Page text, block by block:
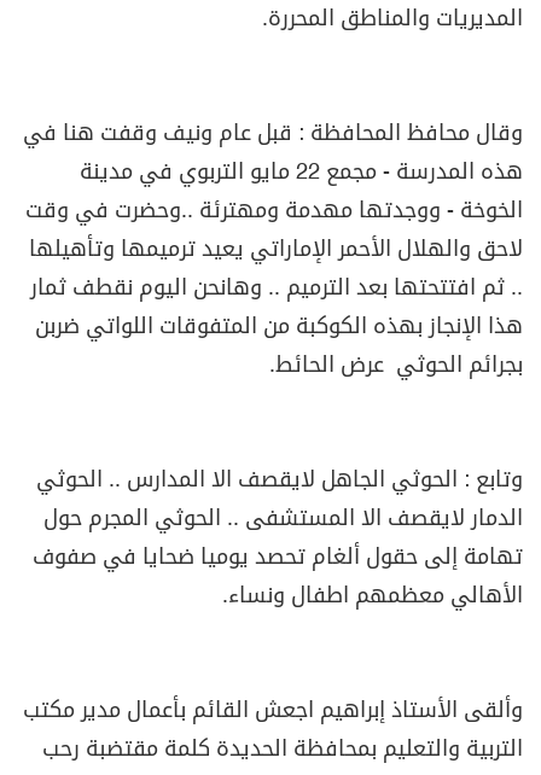
المديريات والمناطق المحررة.
وقال محافظ المحافظة : قبل عام ونيف وقفت هنا في
هذه المدرسة - مجمع 22 مايو التربوي في مدينة
الخوخة - ووجدتها مهدمة ومهترئة ..وحضرت في وقت
لاحق والهلال الأحمر الإماراتي يعيد ترميمها وتأهيلها
.. ثم افتتحتها بعد الترميم .. وهانحن اليوم نقطف ثمار
هذا الإنجاز بهذه الكوكبة من المتفوقات اللواتي ضربن
بجرائم الحوثي عرض الحائط.
وتابع : الحوثي الجاهل لايقصف الا المدارس .. الحوثي
الدمار لايقصف الا المستشفى .. الحوثي المجرم حول
تهامة إلى حقول ألغام تحصد يوميا ضحايا في صفوف
الأهالي معظمهم اطفال ونساء.
وألقى الأستاذ إبراهيم اجعش القائم بأعمال مدير مكتب
التربية والتعليم بمحافظة الحديدة كلمة مقتضبة رحب